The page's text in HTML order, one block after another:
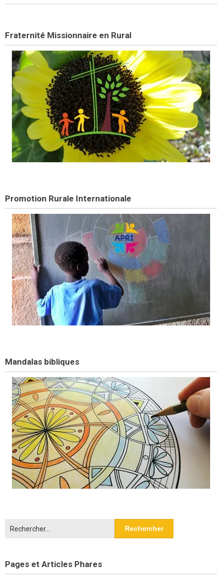
Fraternité Missionnaire en Rural
Promotion Rurale Internationale
Mandalas bibliques
Pages et Articles Phares